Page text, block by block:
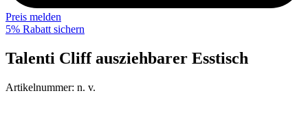
Preis melden
5% Rabatt sichern
Talenti Cliff ausziehbarer Esstisch
Artikelnummer: n. v.